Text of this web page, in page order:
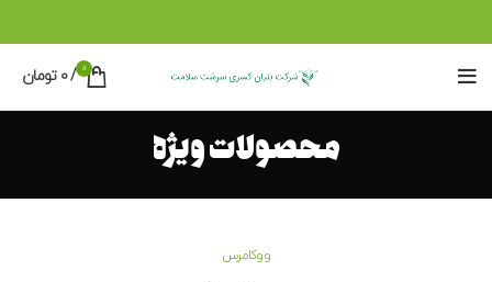
0
/
0 تومان
محصولات ویژه
ووکامرس